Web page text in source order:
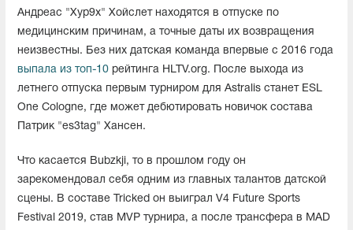
Андреас "Xyp9x⁠" Хойслет находятся в отпуске по
медицинским причинам, а точные даты их возвращения
неизвестны. Без них датская команда впервые с 2016 года
выпала из топ-10 рейтинга HLTV.org. После выхода из
летнего отпуска первым турниром для Astralis станет ESL
One Cologne, где может дебютировать новичок состава
Патрик "⁠es3tag⁠" Хансен.
Что касается Bubzkji, то в прошлом году он
зарекомендовал себя одним из главных талантов датской
сцены. В составе Tricked он выиграл V4 Future Sports
Festival 2019, став MVP турнира, а после трансфера в MAD